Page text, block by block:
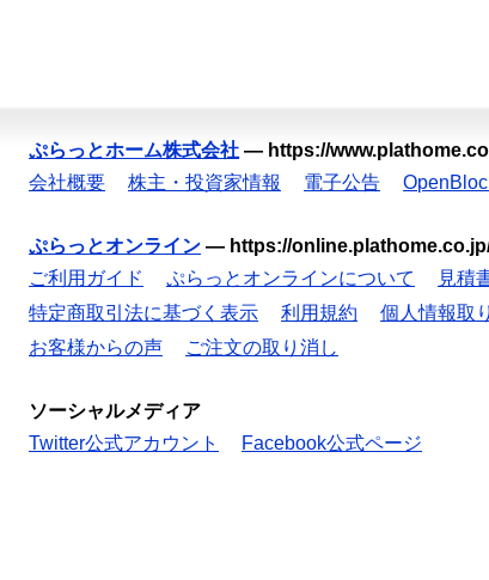
ぷらっとホーム株式会社 — https://
会社概要
株主・投資家情報 電子公告
ぷらっとオンライン — https://
ご利用ガイド
ぷらっとオンラインについて 見積
特定商取引法に基づく表示
利用規約 個人情報取
お客様からの声
ご注文の取り消し
ソーシャルメディア
Twitter公式アカウント
Facebook公式ページ